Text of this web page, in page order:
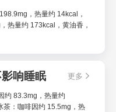
，热量约 14kcal，
热量约 173kcal，黄油香，
响睡眠 更多
约 83.3mg，热量约
茶：咖啡因约 15.5mg，热